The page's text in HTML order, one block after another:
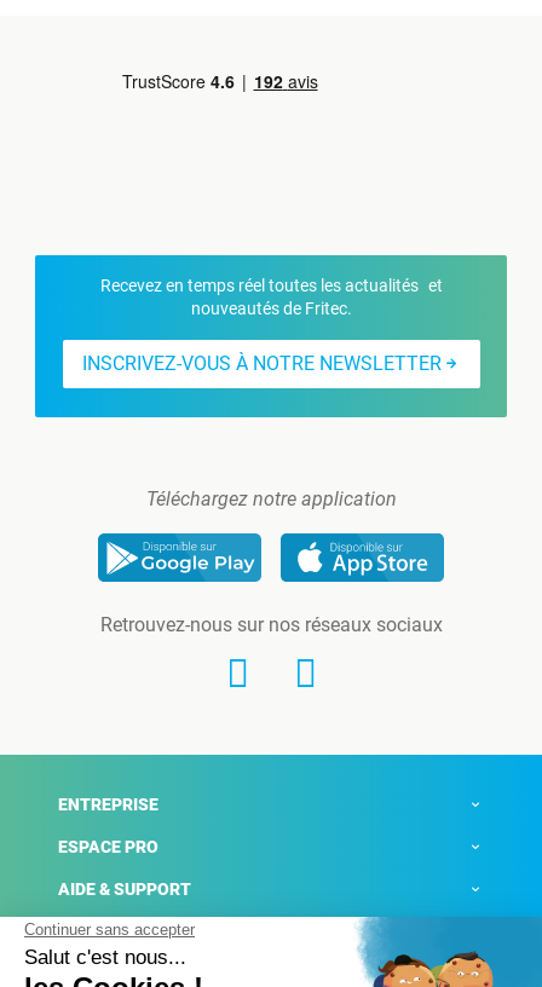
Recevez en temps réel toutes les actualités et
nouveautés de Fritec.
INSCRIVEZ-VOUS À NOTRE NEWSLETTER
Téléchargez notre application
Retrouvez-nous sur nos réseaux sociaux
ENTREPRISE
ESPACE PRO
AIDE & SUPPORT
ACTUALITÉS